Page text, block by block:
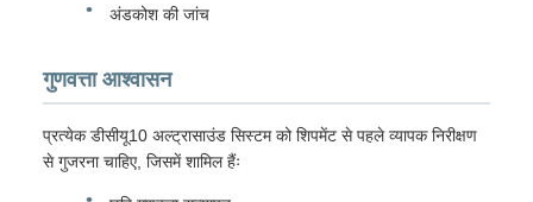
अंडकोश की जांच
गुणवत्ता आश्वासन
प्रत्येक डीसीयू10 अल्ट्रासाउंड सिस्टम को शिपमेंट से पहले व्यापक निरीक्षण
से गुजरना चाहिए, जिसमें शामिल हैंः